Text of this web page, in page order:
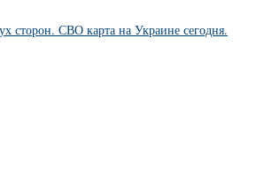
сторон. СВО карта на Украине сегодня.